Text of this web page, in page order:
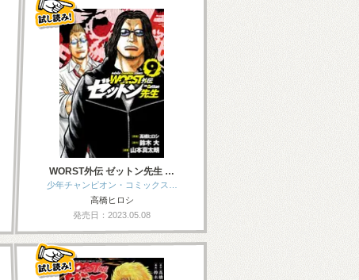
WORST外伝 ゼットン先生 …
少年チャンピオン・コミックス…
高橋ヒロシ
発売日：2023.05.08